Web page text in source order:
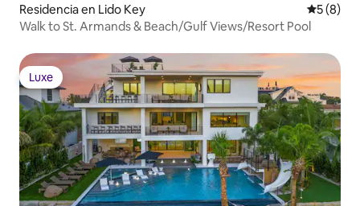
Residencia en Lido Key
5 (8)
Walk to St. Armands & Beach/Gulf Views/Resort Pool
Luxe
Luxe